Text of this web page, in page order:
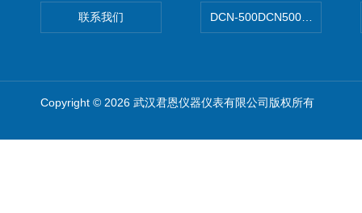
联系我们 DCN-500DCN500资料收集器
Copyright © 2026 武汉君恩仪器仪表有限公司版权所有